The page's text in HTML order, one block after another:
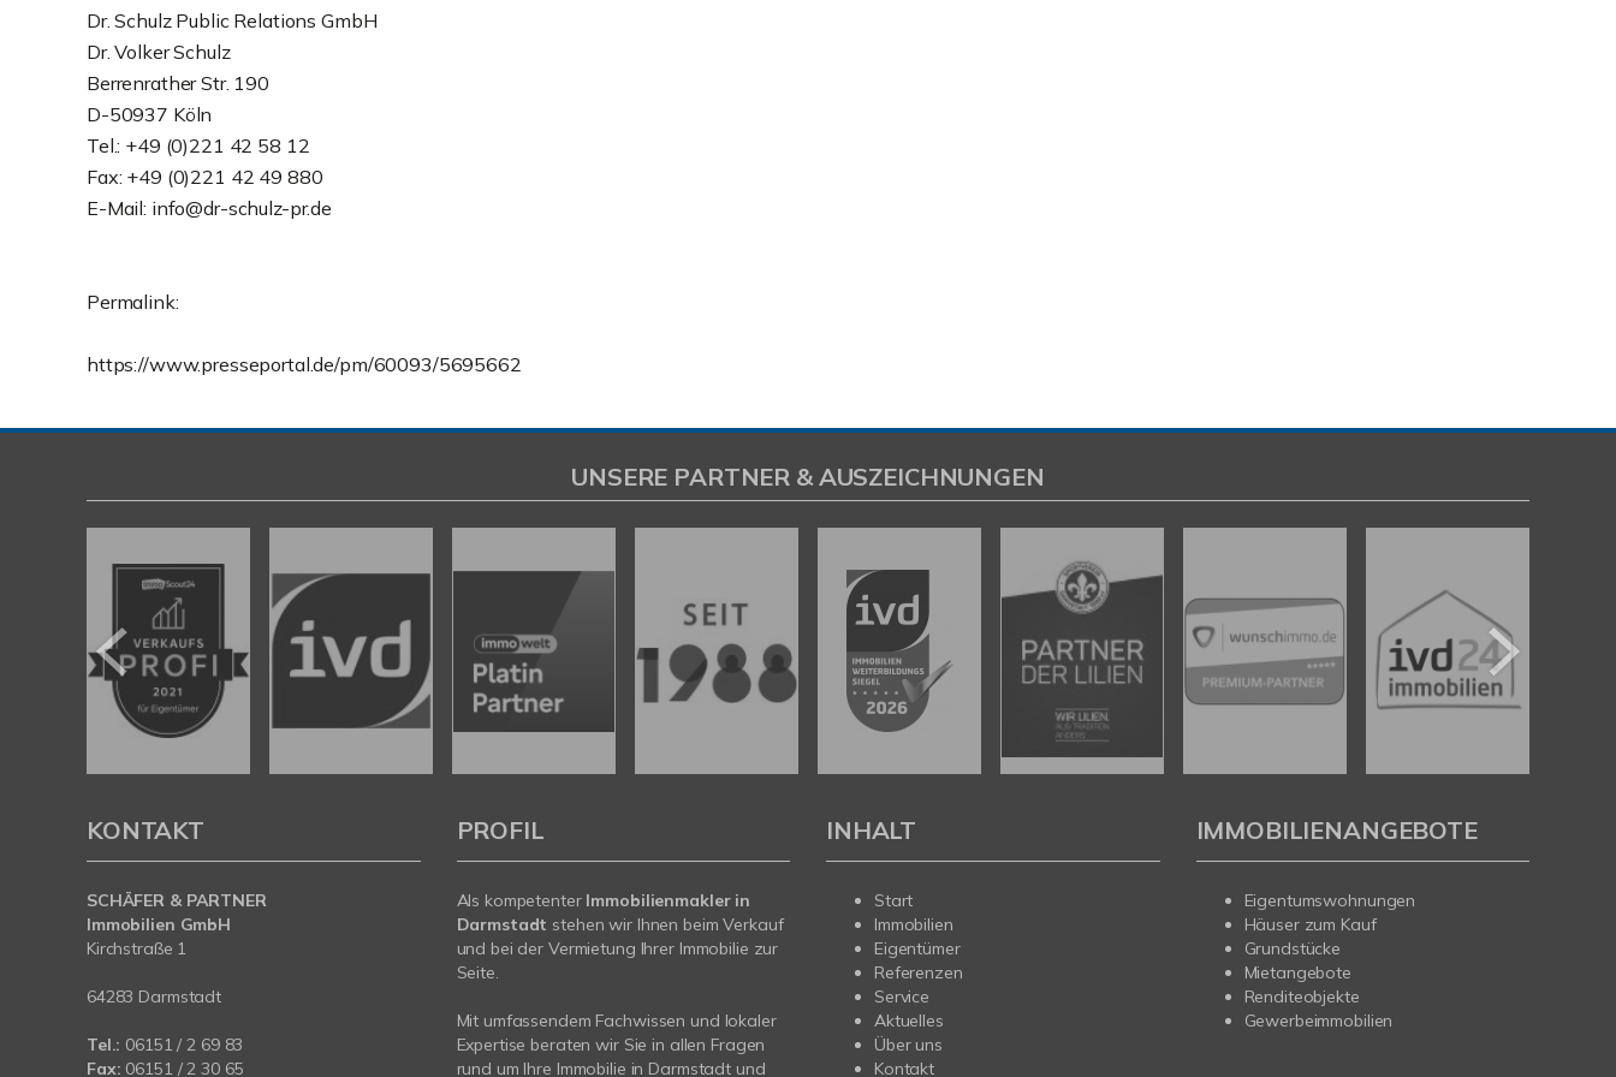
Dr. Schulz Public Relations GmbH
Dr. Volker Schulz
Berrenrather Str. 190
D-50937 Köln
Tel.: +49 (0)221 42 58 12
Fax: +49 (0)221 42 49 880
E-Mail: info@dr-schulz-pr.de
Permalink:
https://www.presseportal.de/pm/60093/5695662
UNSERE PARTNER & AUSZEICHNUNGEN
KONTAKT
SCHÄFER & PARTNER
Immobilien GmbH
Kirchstraße 1
64283 Darmstadt
Tel.: 06151 / 2 69 83
Fax: 06151 / 2 30 65
PROFIL
Als kompetenter Immobilienmakler in
Darmstadt stehen wir Ihnen beim Verkauf
und bei der Vermietung Ihrer Immobilie zur
Seite.
Mit umfassendem Fachwissen und lokaler
Expertise beraten wir Sie in allen Fragen
rund um Ihre Immobilie in Darmstadt und
INHALT
Start
Immobilien
Eigentümer
Referenzen
Service
Aktuelles
Über uns
Kontakt
IMMOBILIENANGEBOTE
Eigentumswohnungen
Häuser zum Kauf
Grundstücke
Mietangebote
Renditeobjekte
Gewerbeimmobilien